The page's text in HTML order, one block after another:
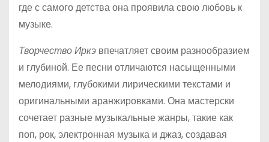
где с самого детства она проявила свою любовь к
музыке.
Творчество Иркэ впечатляет своим разнообразием
и глубиной. Ее песни отличаются насыщенными
мелодиями, глубокими лирическими текстами и
оригинальными аранжировками. Она мастерски
сочетает разные музыкальные жанры, такие как
поп, рок, электронная музыка и джаз, создавая